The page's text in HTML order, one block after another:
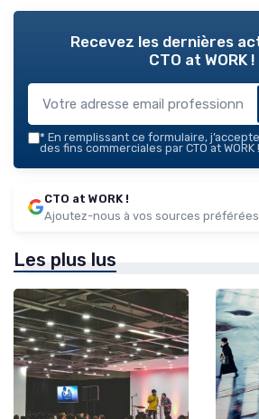
Recevez les dernières
CTO at WORK !
* En remplissant ce formulaire,
des fins commerciales par CTO at
CTO at WORK !
Ajoutez-nous à vos sources
Les plus lus